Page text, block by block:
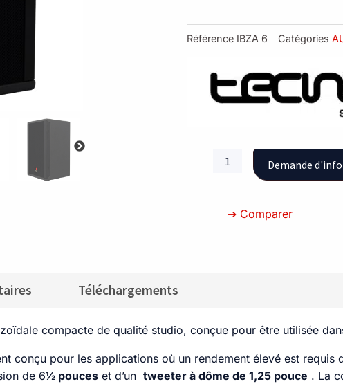
Référence IBZA 6 Catégories
quantité
Demande
➔ Comparer
Téléchargements
compacte de qualité studio, conçue pour être utilisée
conçu pour les applications où un rendement élevé est requis
de 6½ pouces et d’un tweeter à dôme de 1,25 pouce . La